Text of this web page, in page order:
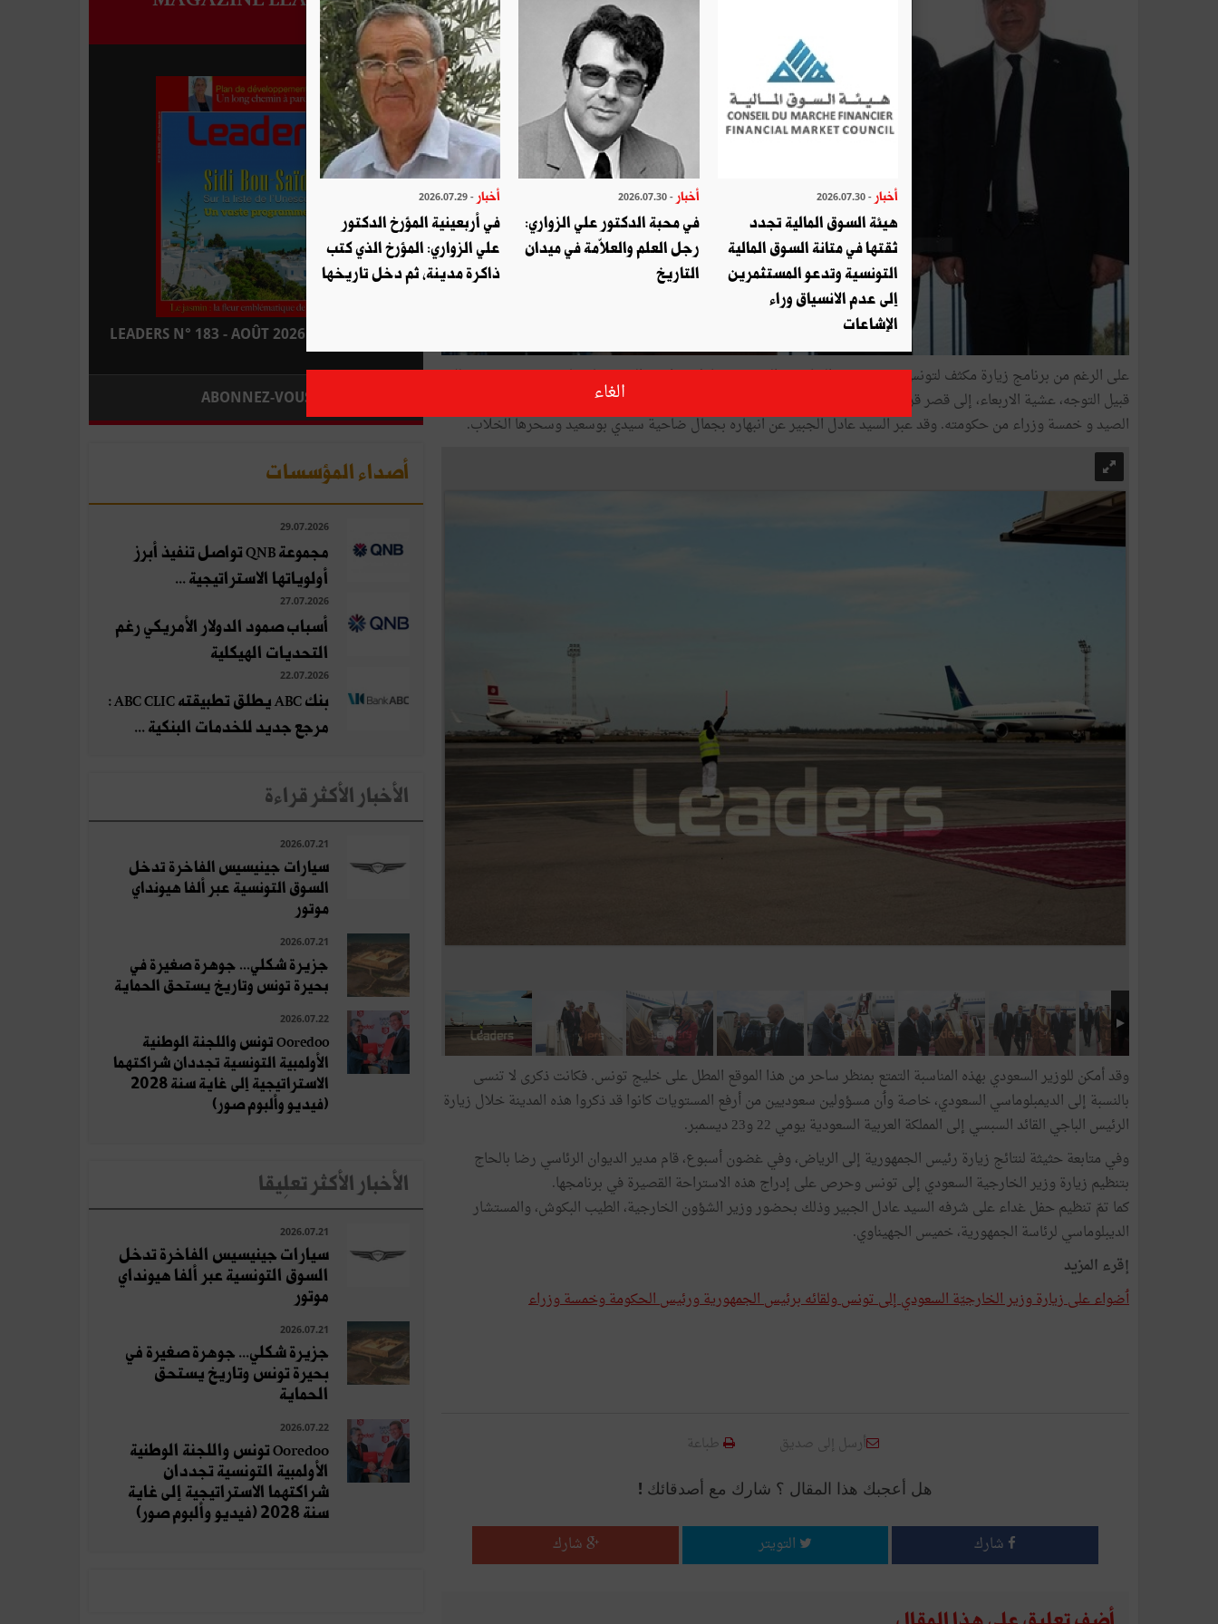
على الرغم من برنامج زيارة مكثف لتونس، توقف وزير الخارجية السعودي، عادل بن احمد الجبير على تلة سيدي بوسعيد وذلك
قبيل التوجه، عشية الاربعاء، إلى قصر قرطاج لمقابلة الرئيس الباجي القائد السبسي ثم التباحث مع رئيس الحكومة الحبيب
الصيد و خمسة وزراء من حكومته. وقد عبر السيد عادل الجبير عن انبهاره بجمال ضاحية سيدي بوسعيد وسحرها الخلاب.
وقد أمكن للوزير السعودي بهذه المناسبة التمتع بمنظر ساحر من هذا الموقع المطل على خليج تونس. فكانت ذكرى لا تنسى
بالنسبة إلى الديمبلوماسي السعودي، خاصة وٲن مسؤولين سعوديين من أرفع المستويات كانوا قد ذكروا هذه المدينة خلال زيارة
الرئيس الباجي القائد السبسي إلى المملكة العربية السعودية يومي 22 و23 ديسمبر.
وفي متابعة حثيثة لنتائج زيارة رئيس الجمهورية إلى الرياض، وفي غضون أسبوع، قام مدير الديوان الرئاسي رضا بالحاج
بتنظيم زيارة وزير الخارجية السعودي إلى تونس وحرص على إدراج هذه الاستراحة القصيرة في برنامجها.
كما تمّ تنظيم حفل غداء على شرفه السيد عادل الجبير وذلك بحضور وزير الشؤون الخارجية، الطيب البكوش، والمستشار
الديبلوماسي لرئاسة الجمهورية، خميس الجهيناوي.
إقرء المزيد
ٲضواء على زيارة وزير الخارجيّة السعودي إلى تونس ولقائه برئيس الجمهورية ورئيس الحكومة وخمسة وزراء
أرسل إلى صديق طباعة
هل أعجبك هذا المقال ؟ شارك مع أصدقائك !
شارك التويتر شارك
LEADERS N° 183 - AOÛT 2026 : EN KIOSQUE
ABONNEZ-VOUS
أصداء المؤسسات
29.07.2026
مجموعة QNB تواصل تنفيذ أبرز
أولوياتها الاستراتيجية ...
27.07.2026
أسباب صمود الدولار الأمريكي رغم
التحديات الهيكلية
22.07.2026
بنك ABC يطلق تطبيقته ABC CLIC :
مرجع جديد للخدمات البنكية ...
الأخبار الأكثر قراءة
2026.07.21
سيارات جينيسيس الفاخرة تدخل
السوق التونسية عبر ألفا هيونداي
موتور
2026.07.21
جزيرة شكلي... جوهرة صغيرة في
بحيرة تونس وتاريخ يستحق الحماية
2026.07.22
Ooredoo تونس واللجنة الوطنية
الأولمبية التونسية تجددان شراكتهما
الاستراتيجية إلى غاية سنة 2028
(فيديو وألبوم صور)
الأخبار الأكثر تعلِيقا
2026.07.21
سيارات جينيسيس الفاخرة تدخل
السوق التونسية عبر ألفا هيونداي
موتور
2026.07.21
جزيرة شكلي... جوهرة صغيرة في
بحيرة تونس وتاريخ يستحق
الحماية
2026.07.22
Ooredoo تونس واللجنة الوطنية
الأولمبية التونسية تجددان
شراكتهما الاستراتيجية إلى غاية
سنة 2028 (فيديو وألبوم صور)
أخبار - 2026.07.30
هيئة السوق المالية تجدد
ثقتها في متانة السوق المالية
التونسية وتدعو المستثمرين
إلى عدم الانسياق وراء
الإشاعات
أخبار - 2026.07.30
في محبة الدكتور علي الزواري:
رجل العلم والعلاّمة في ميدان
التاريخ
أخبار - 2026.07.29
في أربعينية المؤرخ الدكتور
علي الزواري: المؤرخ الذي كتب
ذاكرة مدينة، ثم دخل تاريخها
الغاء